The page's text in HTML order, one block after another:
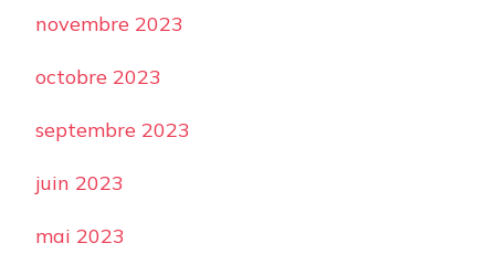
novembre 2023
octobre 2023
septembre 2023
juin 2023
mai 2023